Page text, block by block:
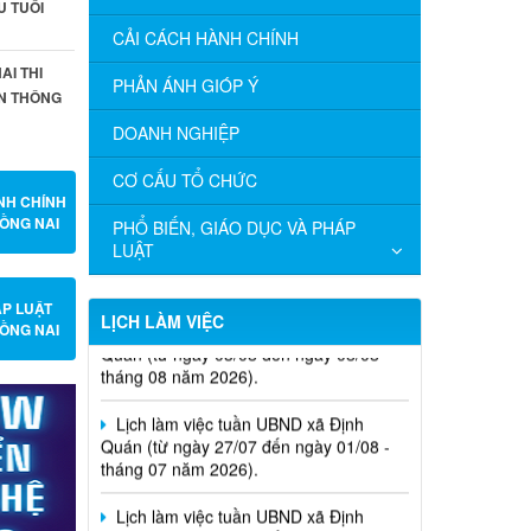
TUỔI
THI
THÔNG
CHÍNH
NAI
LUẬT
NAI
CẢI CÁCH HÀNH CHÍNH
PHẢN ÁNH GIÓP Ý
DOANH NGHIỆP
CƠ CẤU TỔ CHỨC
PHỔ BIẾN, GIÁO DỤC VÀ PHÁP
LUẬT
LỊCH LÀM VIỆC
Quán (từ ngày 03/08 đến ngày 08/08 -
tháng 08 năm 2026).
Lịch làm việc tuần UBND xã Định
Quán (từ ngày 27/07 đến ngày 01/08 -
tháng 07 năm 2026).
Lịch làm việc tuần UBND xã Định
Quán (từ ngày 20/07 đến ngày 26/07 -
tháng 07 năm 2026).